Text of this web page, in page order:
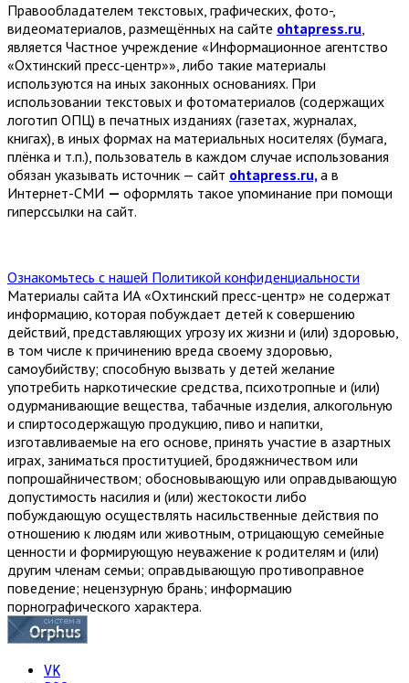
Правообладателем текстовых, графических, фото-,
видеоматериалов, размещённых на сайте ohtapress.ru,
является Частное учреждение «Информационное агентство
«Охтинский пресс-центр»», либо такие материалы
используются на иных законных основаниях. При
использовании текстовых и фотоматериалов (содержащих
логотип ОПЦ) в печатных изданиях (газетах, журналах,
книгах), в иных формах на материальных носителях (бумага,
плёнка и т.п.), пользователь в каждом случае использования
обязан указывать источник — сайт ohtapress.ru, а в
Интернет-СМИ — оформлять такое упоминание при помощи
гиперссылки на сайт.
Ознакомьтесь с нашей Политикой конфиденциальности
Материалы сайта ИА «Охтинский пресс-центр» не содержат
информацию, которая побуждает детей к совершению
действий, представляющих угрозу их жизни и (или) здоровью,
в том числе к причинению вреда своему здоровью,
самоубийству; способную вызвать у детей желание
употребить наркотические средства, психотропные и (или)
одурманивающие вещества, табачные изделия, алкогольную
и спиртосодержащую продукцию, пиво и напитки,
изготавливаемые на его основе, принять участие в азартных
играх, заниматься проституцией, бродяжничеством или
попрошайничеством; обосновывающую или оправдывающую
допустимость насилия и (или) жестокости либо
побуждающую осуществлять насильственные действия по
отношению к людям или животным, отрицающую семейные
ценности и формирующую неуважение к родителям и (или)
другим членам семьи; оправдывающую противоправное
поведение; нецензурную брань; информацию
порнографического характера.
VK